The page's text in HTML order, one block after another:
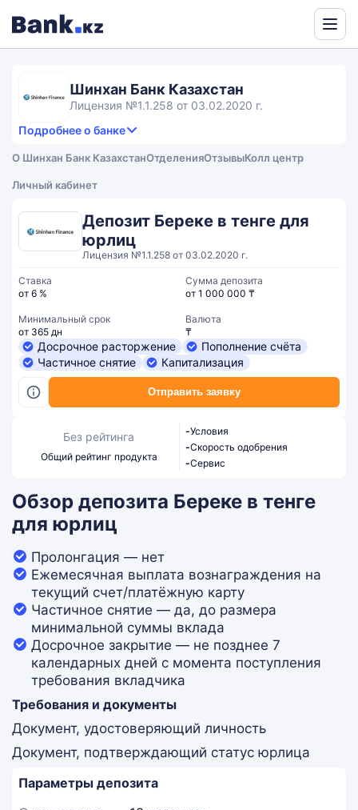
Шинхан Банк Казахстан
Лицензия №1.1.258 от 03.02.2020 г.
Подробнее о банке
4.6
4,6
rating
Продукты и услуги
О Шинхан Банк КазахстанОтделенияОтзывыКолл центр
Личный кабинет
Депозит Береке в тенге для
юрлиц
Лицензия №1.1.258 от 03.02.2020 г.
Отправить заявку
Ставка
от 6 %
Сумма депозита
от 1 000 000 ₸
Минимальный срок
от 365 дн
Валюта
₸
Досрочное расторжение
Пополнение счёта
Частичное снятие
Капитализация
Без рейтинга
Общий рейтинг продукта
-Условия
-Скорость одобрения
-Сервис
Обзор депозита Береке в тенге
для юрлиц
Пролонгация — нет
Ежемесячная выплата вознаграждения на
текущий счет/платёжную карту
Частичное снятие — да, до размера
минимальной суммы вклада
Досрочное закрытие — не позднее 7
календарных дней с момента поступления
требования вкладчика
Требования и документы
Документ, удостоверяющий личность
Документ, подтверждающий статус юрлица
Параметры депозита